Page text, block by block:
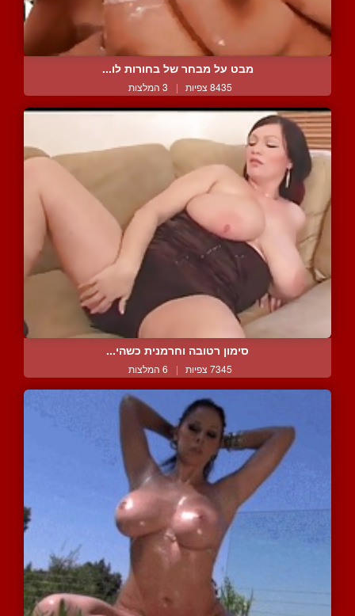
מבט על מבחר של בחורות לו...
8435 צפיות | 3 המלצות
סימון רטובה וחרמנית כשהי...
7345 צפיות | 6 המלצות